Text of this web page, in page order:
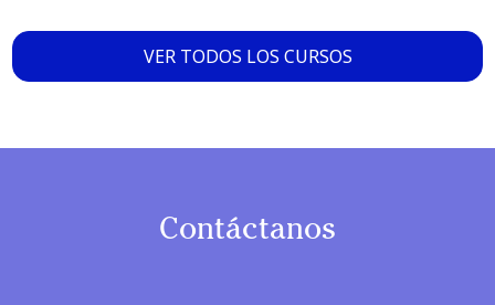
VER TODOS LOS CURSOS
Contáctanos